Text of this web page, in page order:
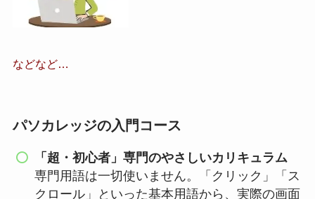
などなど…
パソカレッジの入門コース
「超・初心者」専門のやさしいカリキュラム
専門用語は一切使いません。「クリック」「ス
クロール」といった基本用語から、実際の画面